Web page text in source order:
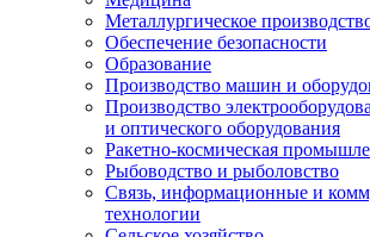
Металлургическое
Обеспечение безопасности
Образование
Производство машин и
Производство
и оптического оборудования
Ракетно-космическая
Рыбоводство и рыболовство
Связь, информационные и
технологии